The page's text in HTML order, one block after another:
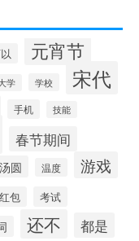
元宵节
学 学校 宋代
手机 技能
春节期间
汤圆 温度 游戏
红包 考试
还不 都是